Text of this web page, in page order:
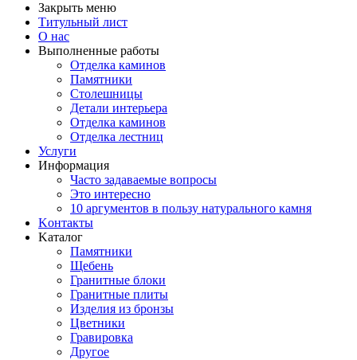
Закрыть меню
Титульный лист
О нас
Выполненные работы
Отделка каминов
Памятники
Столешницы
Детали интерьера
Отделка каминов
Отделка лестниц
Услуги
Информация
Часто задаваемые вопросы
Это интересно
10 аргументов в пользу натурального камня
Koнтакты
Kаталог
Памятники
Щебень
Гранитные блоки
Гранитные плиты
Изделия из бронзы
Цветники
Гравировка
Другое